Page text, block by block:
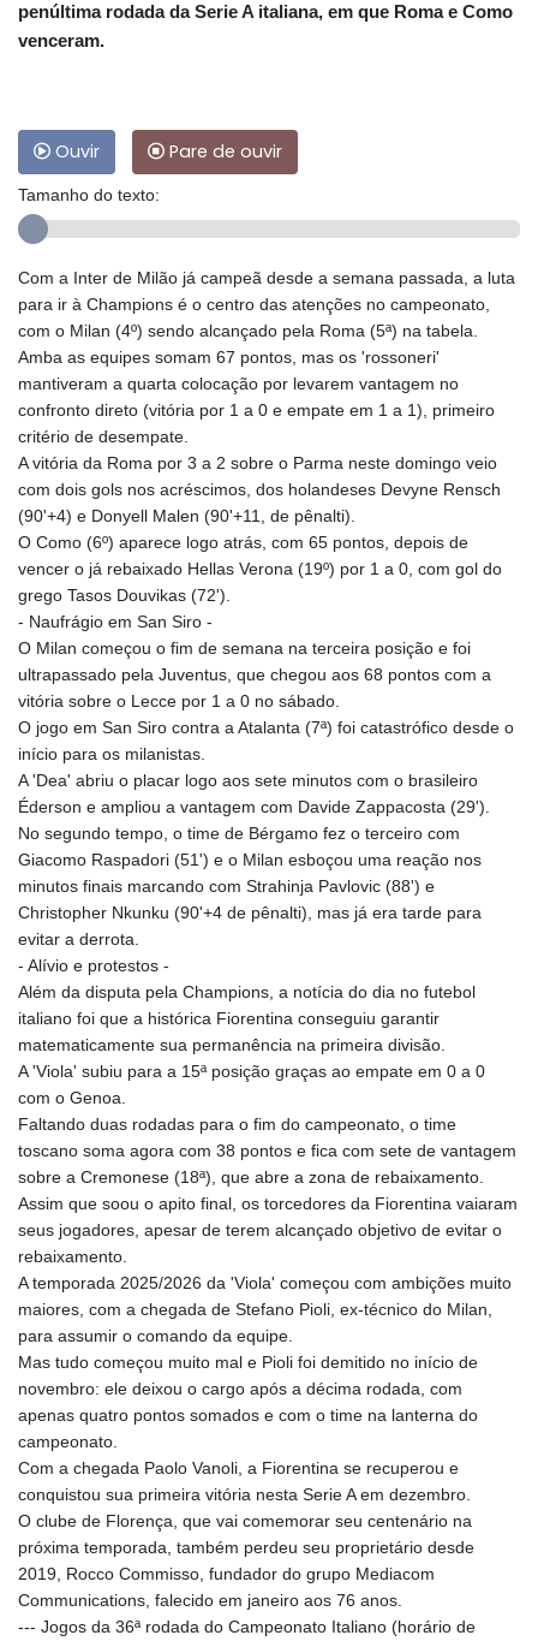
penúltima rodada da Serie A italiana, em que Roma e Como
venceram.
Ouvir Pare de ouvir
Tamanho do texto:
Com a Inter de Milão já campeã desde a semana passada, a luta
para ir à Champions é o centro das atenções no campeonato,
com o Milan (4º) sendo alcançado pela Roma (5ª) na tabela.
Amba as equipes somam 67 pontos, mas os 'rossoneri'
mantiveram a quarta colocação por levarem vantagem no
confronto direto (vitória por 1 a 0 e empate em 1 a 1), primeiro
critério de desempate.
A vitória da Roma por 3 a 2 sobre o Parma neste domingo veio
com dois gols nos acréscimos, dos holandeses Devyne Rensch
(90'+4) e Donyell Malen (90'+11, de pênalti).
O Como (6º) aparece logo atrás, com 65 pontos, depois de
vencer o já rebaixado Hellas Verona (19º) por 1 a 0, com gol do
grego Tasos Douvikas (72').
- Naufrágio em San Siro -
O Milan começou o fim de semana na terceira posição e foi
ultrapassado pela Juventus, que chegou aos 68 pontos com a
vitória sobre o Lecce por 1 a 0 no sábado.
O jogo em San Siro contra a Atalanta (7ª) foi catastrófico desde o
início para os milanistas.
A 'Dea' abriu o placar logo aos sete minutos com o brasileiro
Éderson e ampliou a vantagem com Davide Zappacosta (29').
No segundo tempo, o time de Bérgamo fez o terceiro com
Giacomo Raspadori (51') e o Milan esboçou uma reação nos
minutos finais marcando com Strahinja Pavlovic (88') e
Christopher Nkunku (90'+4 de pênalti), mas já era tarde para
evitar a derrota.
- Alívio e protestos -
Além da disputa pela Champions, a notícia do dia no futebol
italiano foi que a histórica Fiorentina conseguiu garantir
matematicamente sua permanência na primeira divisão.
A 'Viola' subiu para a 15ª posição graças ao empate em 0 a 0
com o Genoa.
Faltando duas rodadas para o fim do campeonato, o time
toscano soma agora com 38 pontos e fica com sete de vantagem
sobre a Cremonese (18ª), que abre a zona de rebaixamento.
Assim que soou o apito final, os torcedores da Fiorentina vaiaram
seus jogadores, apesar de terem alcançado objetivo de evitar o
rebaixamento.
A temporada 2025/2026 da 'Viola' começou com ambições muito
maiores, com a chegada de Stefano Pioli, ex-técnico do Milan,
para assumir o comando da equipe.
Mas tudo começou muito mal e Pioli foi demitido no início de
novembro: ele deixou o cargo após a décima rodada, com
apenas quatro pontos somados e com o time na lanterna do
campeonato.
Com a chegada Paolo Vanoli, a Fiorentina se recuperou e
conquistou sua primeira vitória nesta Serie A em dezembro.
O clube de Florença, que vai comemorar seu centenário na
próxima temporada, também perdeu seu proprietário desde
2019, Rocco Commisso, fundador do grupo Mediacom
Communications, falecido em janeiro aos 76 anos.
--- Jogos da 36ª rodada do Campeonato Italiano (horário de